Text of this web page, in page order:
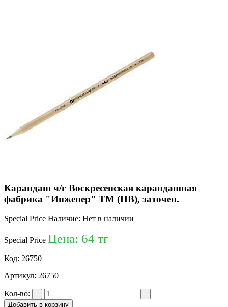
Карандаш ч/г Воскресенская карандашная
фабрика "Инженер" ТМ (HB), заточен.
Special Price Наличие: Нет в наличии
Special Price Цена: 64 тг
Код: 26750
Артикул: 26750
Кол-во:
Добавить в корзину